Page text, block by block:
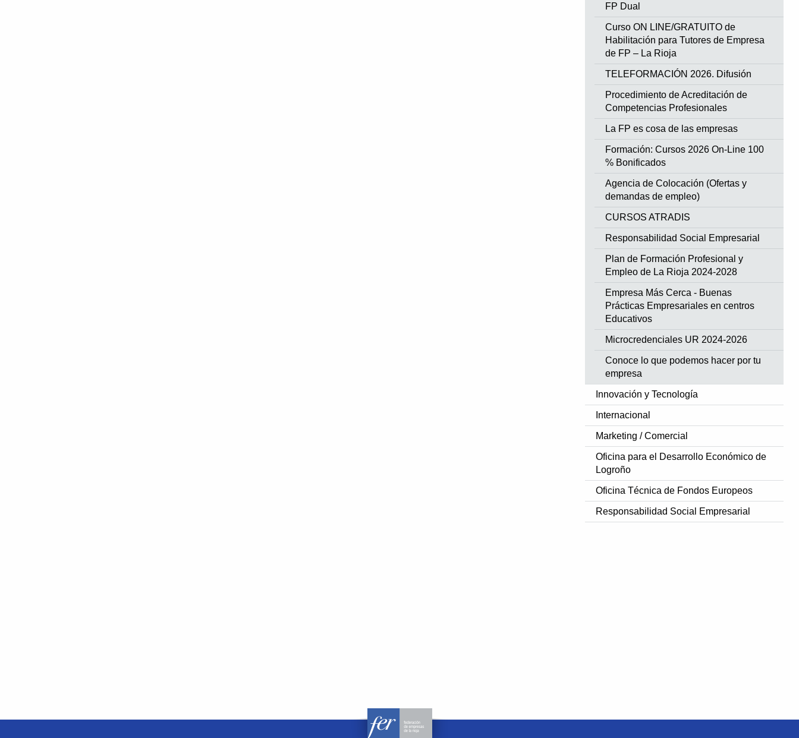
FP Dual
Curso ON LINE/GRATUITO de
Habilitación para Tutores de Empresa
de FP – La Rioja
TELEFORMACIÓN 2026. Difusión
Procedimiento de Acreditación de
Competencias Profesionales
La FP es cosa de las empresas
Formación: Cursos 2026 On-Line 100
% Bonificados
Agencia de Colocación (Ofertas y
demandas de empleo)
CURSOS ATRADIS
Responsabilidad Social Empresarial
Plan de Formación Profesional y
Empleo de La Rioja 2024-2028
Empresa Más Cerca - Buenas
Prácticas Empresariales en centros
Educativos
Microcredenciales UR 2024-2026
Conoce lo que podemos hacer por tu
empresa
Innovación y Tecnología
Internacional
Marketing / Comercial
Oficina para el Desarrollo Económico de
Logroño
Oficina Técnica de Fondos Europeos
Responsabilidad Social Empresarial